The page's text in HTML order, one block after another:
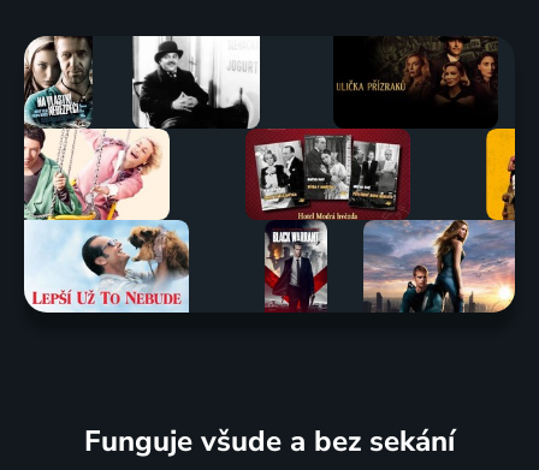
Funguje všude a bez sekání